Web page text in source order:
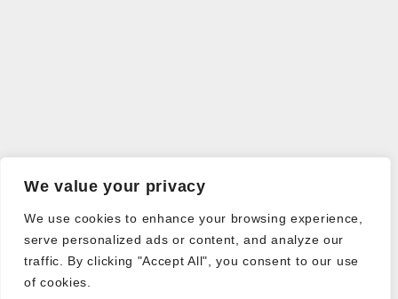
We value your privacy
We use cookies to enhance your browsing experience,
serve personalized ads or content, and analyze our
traffic. By clicking "Accept All", you consent to our use
of cookies.